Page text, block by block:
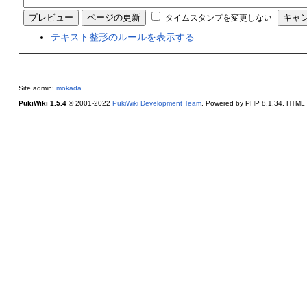
タイムスタンプを変更しない
テキスト整形のルールを表示する
Site admin: mokada
PukiWiki 1.5.4© 2001-2022 PukiWiki Development Team. Powered by PHP 8.1.34. HTML